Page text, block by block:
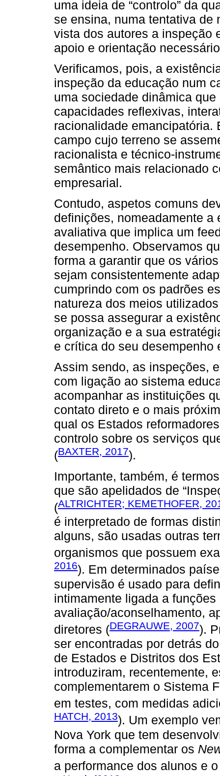
uma ideia de “controlo” da
se ensina, numa tentativa de
vista dos autores a inspeção
apoio e orientação
Verificamos, pois, a
inspeção da educação num
uma sociedade dinâmica
capacidades reflexivas,
racionalidade emancipatória.
campo cujo terreno se
racionalista e técnico-
semântico mais relacionado
empresarial.
Contudo, aspetos comuns
definições, nomeadamente
avaliativa que implica um
desempenho. Observamos
forma a garantir que os
sejam consistentemente
cumprindo com os padrões
natureza dos meios
se possa assegurar a
organização e a sua
e crítica do seu
Assim sendo, as inspeções,
com ligação ao sistema
acompanhar as instituições
contato direto e o mais
qual os Estados
controlo sobre os serviços
(BAXTER, 2017).
Importante, também, é
que são apelidados de
(ALTRICHTER; KEMETHOFER,
é interpretado de formas
alguns, são usadas outras
organismos que possuem
2016). Em determinados
supervisão é usado para
intimamente ligada a
avaliação/aconselhamento,
diretores (DEGRAUWE, 2007).
ser encontradas por detrás
de Estados e Distritos dos
introduziram, recentemente,
complementarem o Sistema
em testes, com medidas
HATCH, 2013). Um exemplo
Nova York que tem
forma a complementar os
a performance dos alunos e